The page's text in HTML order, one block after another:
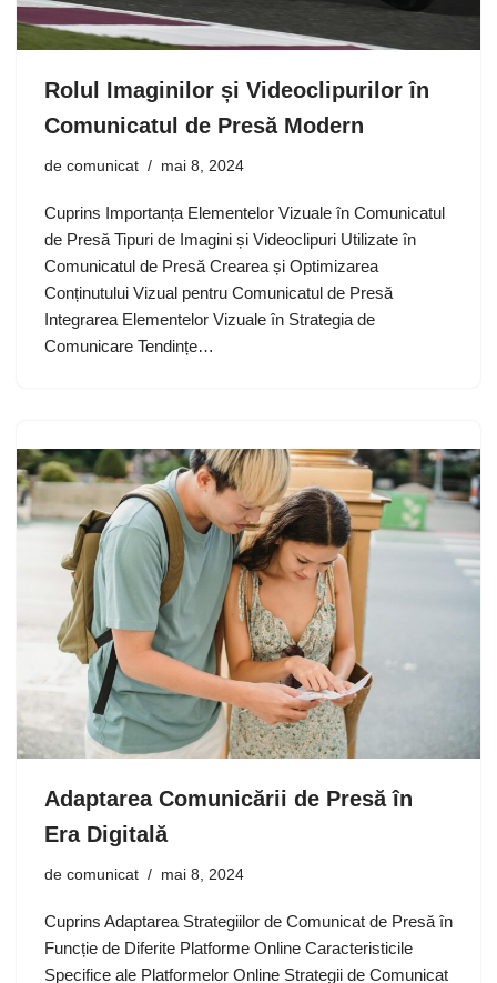
Rolul Imaginilor și Videoclipurilor în
Comunicatul de Presă Modern
de comunicat mai 8, 2024
Cuprins Importanța Elementelor Vizuale în Comunicatul
de Presă Tipuri de Imagini și Videoclipuri Utilizate în
Comunicatul de Presă Crearea și Optimizarea
Conținutului Vizual pentru Comunicatul de Presă
Integrarea Elementelor Vizuale în Strategia de
Comunicare Tendințe…
Adaptarea Comunicării de Presă în
Era Digitală
de comunicat mai 8, 2024
Cuprins Adaptarea Strategiilor de Comunicat de Presă în
Funcție de Diferite Platforme Online Caracteristicile
Specifice ale Platformelor Online Strategii de Comunicat